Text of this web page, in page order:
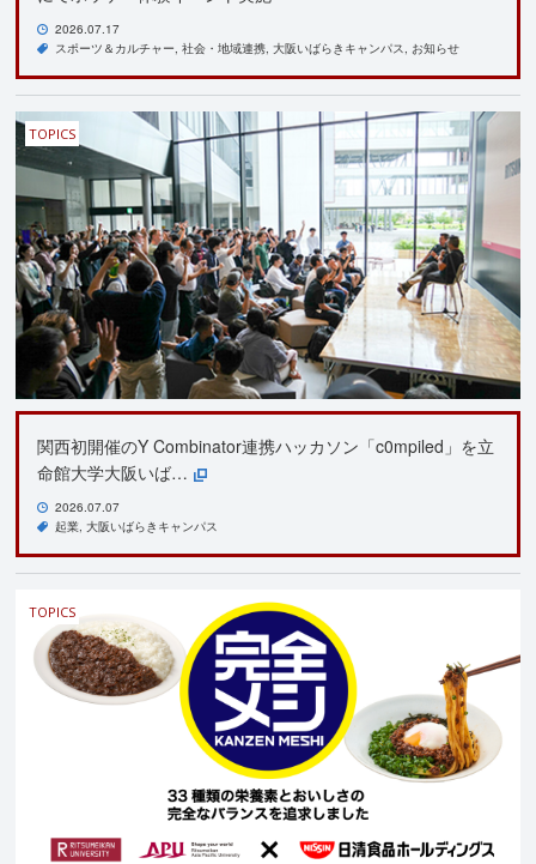
2026.07.17
スポーツ＆カルチャー 社会・地域連携 大阪いばらきキャンパス お知らせ
TOPICS
関西初開催のY Combinator連携ハッカソン「c0mpiled」を立
命館大学大阪いば…
2026.07.07
起業 大阪いばらきキャンパス
TOPICS